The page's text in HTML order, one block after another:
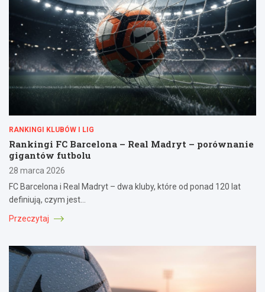
RANKINGI KLUBÓW I LIG
Rankingi FC Barcelona – Real Madryt – porównanie
gigantów futbolu
28 marca 2026
FC Barcelona i Real Madryt – dwa kluby, które od ponad 120 lat
definiują, czym jest…
Przeczytaj